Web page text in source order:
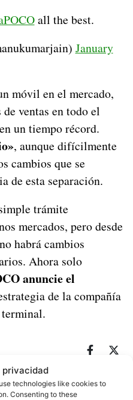
privacidad
technologies like cookies to
Consenting to these
all the best.
January
móvil en el mercado,
ventas en todo el
un tiempo récord.
, aunque difícilmente
cambios que se
de esta separación.
trámite
mercados, pero desde
habrá cambios
Ahora solo
anuncie el
de la compañía